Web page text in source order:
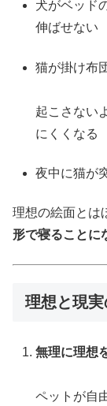
犬がベッド
伸ばせない
猫が掛け布
起こさない
にくくなる
夜中に猫が
理想の絵面とは
形で寝ることに
理想と現
無理に理想
ペットが自